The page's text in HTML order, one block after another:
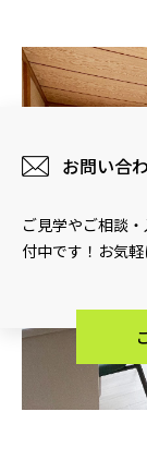
お問い合
ご見学やご相談
付中です！お気